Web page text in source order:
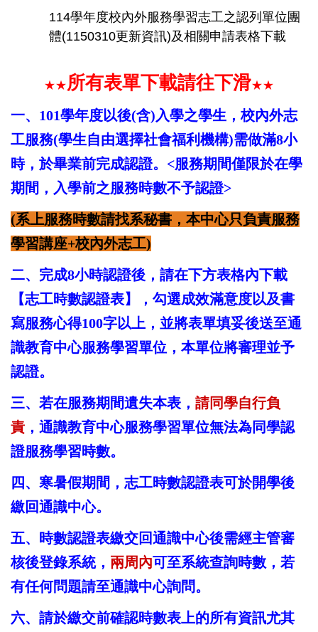
114學年度校內外服務學習志工之認列單位團
體(1150310更新資訊)及相關申請表格下載
★★所有表單下載請往下滑★★
一、101學年度以後(含)入學之學生，校內外志
工服務(學生自由選擇社會福利機構)需做滿8小
時，於畢業前完成認證。<服務期間僅限於在學
期間，入學前之服務時數不予認證>
(系上服務時數請找系秘書，本中心只負責服務
學習講座+校內外志工)
二、完成8小時認證後，請在下方表格內下載
【志工時數認證表】，勾選成效滿意度以及書
寫服務心得100字以上，並將表單填妥後送至通
識教育中心服務學習單位，本單位將審理並予
認證。
三、若在服務期間遺失本表， 請同學自行負
責 ，通識教育中心服務學習單位無法為同學認
證服務學習時數。
四、寒暑假期間，志工時數認證表可於開學後
繳回通識中心。
五、時數認證表繳交回通識中心後需經主管審
核後登錄系統， 兩周內可至系統查詢時數，若
有任何問題請至通識中心詢問。
六、請於繳交前確認時數表上的所有資訊尤其